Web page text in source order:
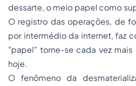
dessarte, o meio papel como
O registro das operações, de
por intermédio da internet, faz
"papel" torne-se cada vez
hoje.
O fenômeno da